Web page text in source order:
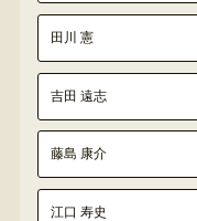
田川 憲
吉田 遠志
藤島 康介
江口 寿史